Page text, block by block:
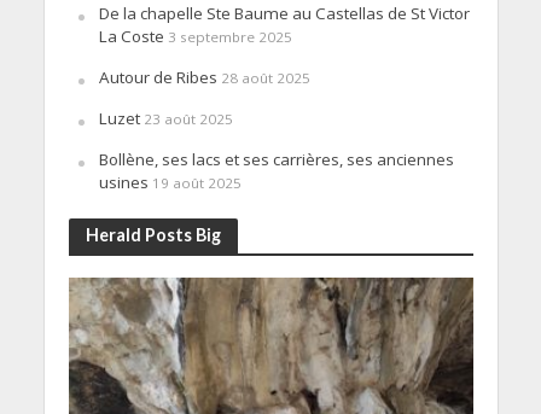
De la chapelle Ste Baume au Castellas de St Victor
La Coste 3 septembre 2025
Autour de Ribes 28 août 2025
Luzet 23 août 2025
Bollène, ses lacs et ses carrières, ses anciennes
usines 19 août 2025
Herald Posts Big